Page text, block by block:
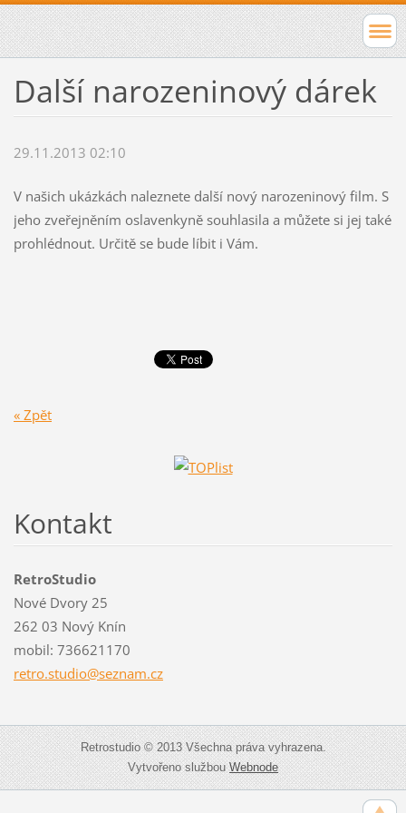
Další narozeninový dárek
29.11.2013 02:10
V našich ukázkách naleznete další nový narozeninový film. S
jeho zveřejněním oslavenkyně souhlasila a můžete si jej také
prohlédnout. Určitě se bude líbit i Vám.
« Zpět
Kontakt
RetroStudio
Nové Dvory 25
262 03 Nový Knín
mobil: 736621170
retro.studio@seznam.cz
Retrostudio © 2013 Všechna práva vyhrazena.
Vytvořeno službouWebnode